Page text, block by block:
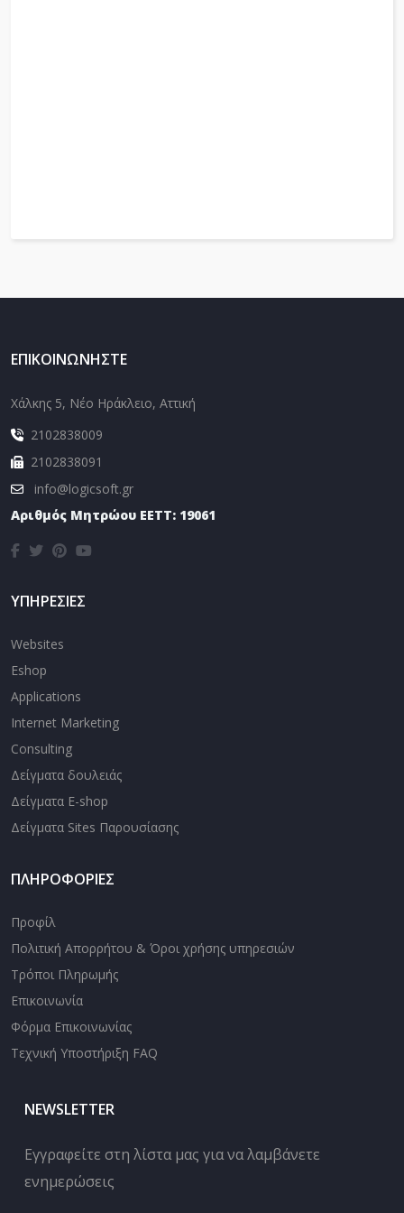
ΕΠΙΚΟΙΝΩΝΉΣΤΕ
Χάλκης 5, Νέο Ηράκλειο, Αττική
2102838009
2102838091
info@logicsoft.gr
Αριθμός Μητρώου EETT: 19061
ΥΠΗΡΕΣΙΕΣ
Websites
Eshop
Applications
Internet Marketing
Consulting
Δείγματα δουλειάς
Δείγματα E-shop
Δείγματα Sites Παρουσίασης
ΠΛΗΡΟΦΟΡΙΕΣ
Προφίλ
Πολιτική Απορρήτου & Όροι χρήσης υπηρεσιών
Τρόποι Πληρωμής
Επικοινωνία
Φόρμα Επικοινωνίας
Τεχνική Υποστήριξη FAQ
NEWSLETTER
Εγγραφείτε στη λίστα μας για να λαμβάνετε
ενημερώσεις